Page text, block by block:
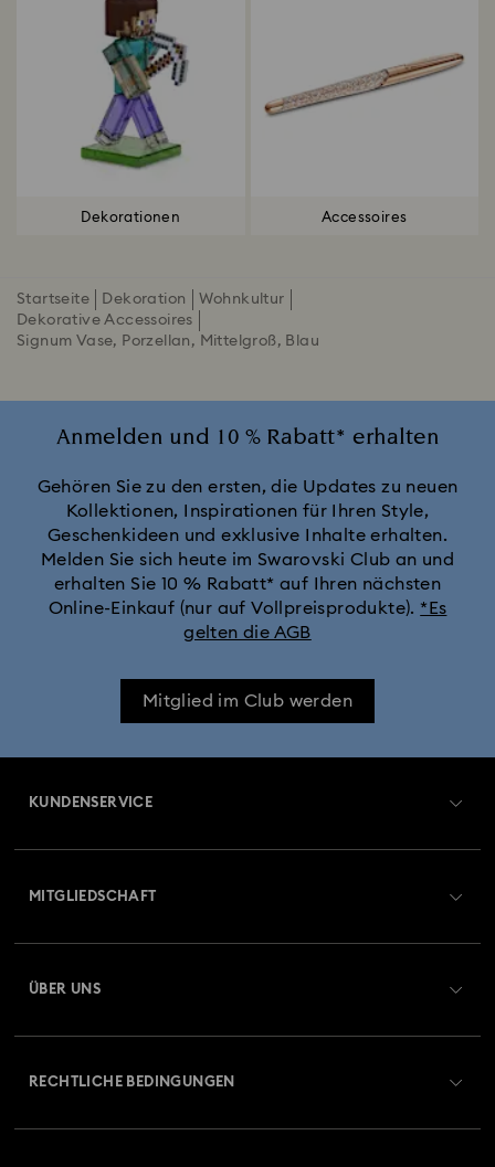
Dekorationen Accessoires
Startseite Dekoration
Wohnkultur
Dekorative Accessoires
Signum Vase, Porzellan, Mittelgroß, Blau
Anmelden und 10 % Rabatt* erhalten
Gehören Sie zu den ersten, die Updates zu neuen
Kollektionen, Inspirationen für Ihren Style,
Geschenkideen und exklusive Inhalte erhalten.
Melden Sie sich heute im Swarovski Club an und
erhalten Sie 10 % Rabatt* auf Ihren nächsten
Online-Einkauf (nur auf Vollpreisprodukte). *Es
gelten die AGB
Mitglied im Club werden
KUNDENSERVICE
Retouren und Umtausch
Reparaturstatus
MITGLIEDSCHAFT
ÜBER UNS
RECHTLICHE BEDINGUNGEN